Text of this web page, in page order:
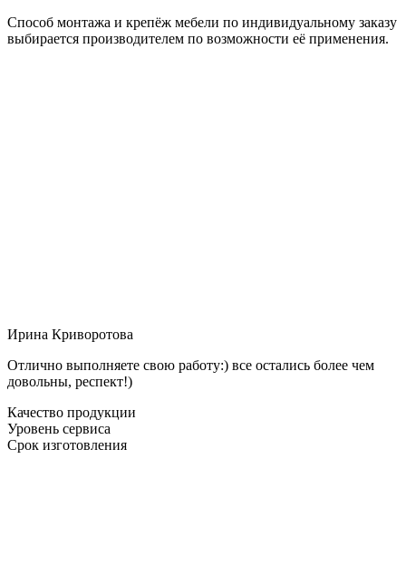
Способ монтажа и крепёж мебели по индивидуальному заказу
выбирается производителем по возможности её применения.
Ирина Криворотова
Отлично выполняете свою работу:) все остались более чем
довольны, респект!)
Качество продукции
Уровень сервиса
Срок изготовления